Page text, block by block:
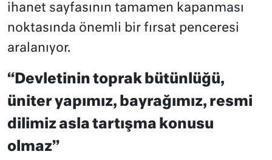
ihanet sayfasının tamamen kapanması
noktasında önemli bir fırsat penceresi
aralanıyor.
“Devletinin toprak bütünlüğü,
üniter yapımız, bayrağımız, resmi
dilimiz asla tartışma konusu
olmaz”